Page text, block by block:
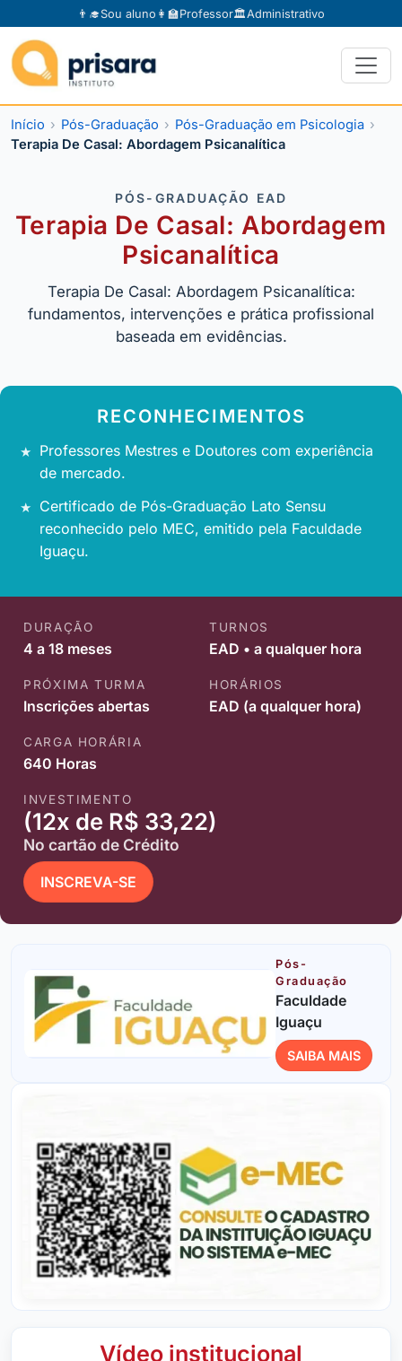
👨‍🎓Sou aluno 👩‍🏫Professor🏛️Administrativo
Início Pós-Graduação
Pós-Graduação em Psicologia
Terapia De Casal: Abordagem Psicanalítica
PÓS-GRADUAÇÃO EAD
Terapia De Casal: Abordagem
Psicanalítica
Terapia De Casal: Abordagem Psicanalítica:
fundamentos, intervenções e prática profissional
baseada em evidências.
RECONHECIMENTOS
Professores Mestres e Doutores com experiência
de mercado.
Certificado de Pós-Graduação Lato Sensu
reconhecido pelo MEC, emitido pela Faculdade
Iguaçu.
DURAÇÃO
4 a 18 meses
TURNOS
EAD • a qualquer hora
PRÓXIMA TURMA
Inscrições abertas
HORÁRIOS
EAD (a qualquer hora)
CARGA HORÁRIA
640 Horas
INVESTIMENTO
(12x de R$ 33,22)
No cartão de Crédito
INSCREVA-SE
Pós-
Graduação
Faculdade
Iguaçu
SAIBA MAIS
Vídeo institucional